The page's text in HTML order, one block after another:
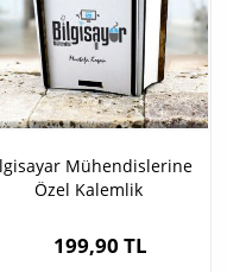
Mühendislerine
Özel Kalemlik
199,90 TL